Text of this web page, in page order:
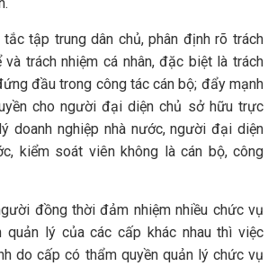
tập trung dân chủ, phân định rõ trách
trách nhiệm cá nhân, đặc biệt là trách
đầu trong công tác cán bộ; đẩy mạnh
cho người đại diện chủ sở hữu trực
doanh nghiệp nhà nước, người đại diện
kiểm soát viên không là cán bộ, công
đồng thời đảm nhiệm nhiều chức vụ
quản lý của các cấp khác nhau thì việc
do cấp có thẩm quyền quản lý chức vụ